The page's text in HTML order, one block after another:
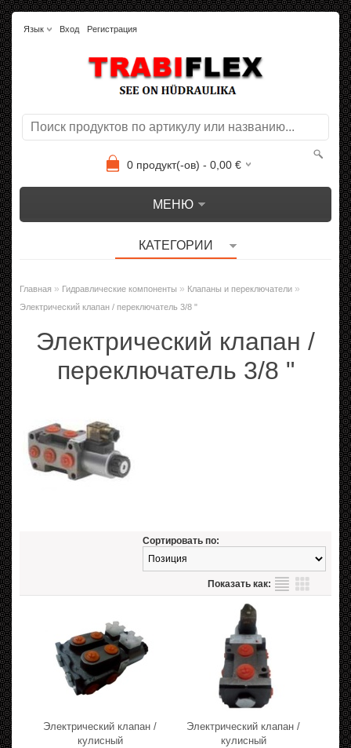
Язык Вход Регистрация
0 продукт(-ов) - 0,00 €
МЕНЮ
КАТЕГОРИИ
Главная » Гидравлические компоненты » Клапаны и переключатели »
Электрический клапан / переключатель 3/8 "
Электрический клапан /
переключатель 3/8 "
Сортировать по:
Показать как:
Электрический клапан /
кулисный
Электрический клапан /
кулисный